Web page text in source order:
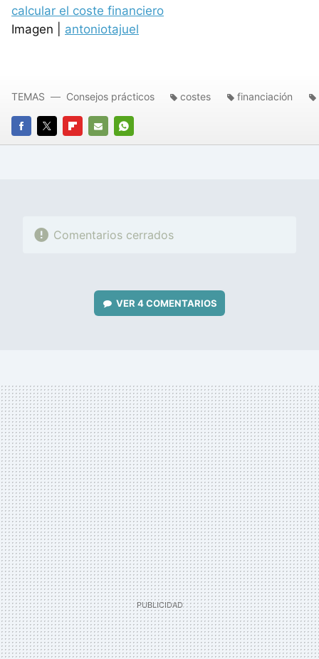
calcular el coste financiero
Imagen | antoniotajuel
FACEBOOK
TWITTERFLIPBOARD
E-
WHATSAPP
TEMAS Consejos prácticos costes financiación
Comentarios cerrados
VER 4 COMENTARIOS